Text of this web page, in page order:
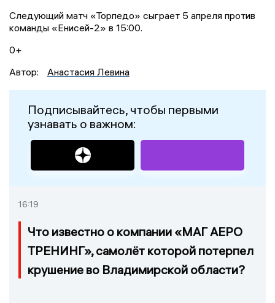
Следующий матч «Торпедо» сыграет 5 апреля против
команды «Енисей-2» в 15:00.
0+
Автор:
Анастасия Левина
Подписывайтесь, чтобы первыми
узнавать о важном:
16:19
Что известно о компании «МАГ АЕРО
ТРЕНИНГ», самолёт которой потерпел
крушение во Владимирской области?